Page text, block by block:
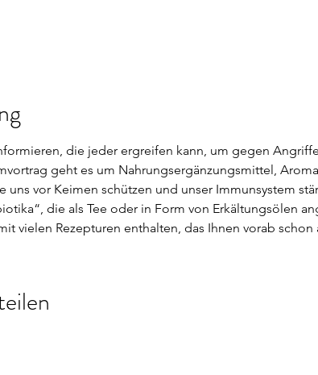
die jeder ergreifen kann, um gegen
geht es um Nahrungsergänzungsmittel,
vor Keimen schützen und unser Immunsystem
die als Tee oder in Form von Erkältungsölen
vielen Rezepturen enthalten, das Ihnen vorab schon